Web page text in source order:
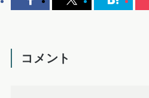
コメント